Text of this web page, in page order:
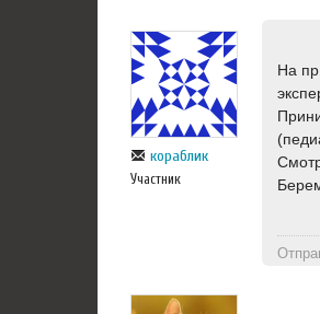
кораблик
Участник
На